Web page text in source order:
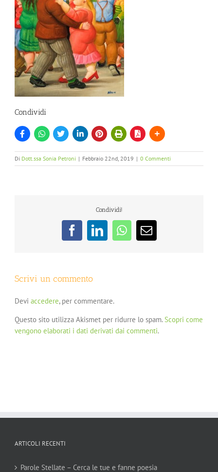
Condividi
Di Dott.ssa Sonia Petroni | Febbraio 22nd, 2019 | 0 Commenti
Condividi!
FacebookLinkedInWhatsApp
Email
Scrivi un commento
Devi accedere, per commentare.
Questo sito utilizza Akismet per ridurre lo spam. Scopri come
vengono elaborati i dati derivati dai commenti.
ARTICOLI RECENTI
Parole Stellate – Cerca le tue e fanne poesia